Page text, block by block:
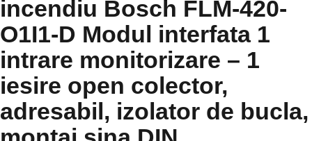
incendiu Bosch FLM-420-
O1I1-D Modul interfata 1
intrare monitorizare – 1
iesire open colector,
adresabil, izolator de bucla,